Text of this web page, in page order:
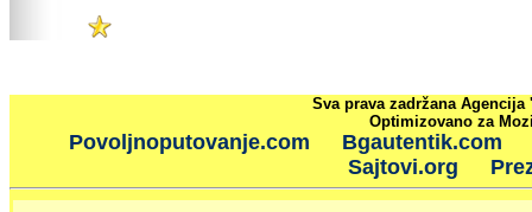
Sva prava zadržana
Optimizovano za
Povoljnoputovanje.com
Bgautentik.com
Sajtovi.org